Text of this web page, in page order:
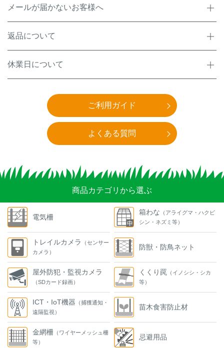
メールが届かないお客様へ
返品について
休業日について
ご利用ガイド
よくある質問
商品カテゴリから選ぶ
電気柵
トレイルカメラ
（センサー
カメラ）
屋外防犯・監視カメラ
（SDカード録画）
ICT・IoT機器 （捕獲通知・
遠隔監視）
金網柵 （ワイヤーメッシュ柵
等）
箱わな （アライグマ・ハクビ
シン・ネズミ等）
防獣・防鳥ネット
くくり罠 （イノシシ・シカ
等）
苗木食害防止材
忌避用品